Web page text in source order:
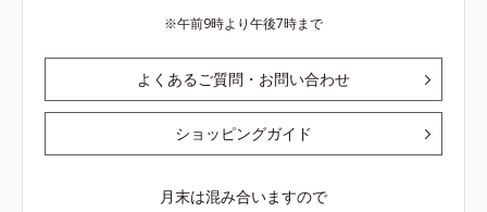
午前9時より午後7時まで
よくあるご質問・お問い合わせ
ショッピングガイド
月末は混み合いますので